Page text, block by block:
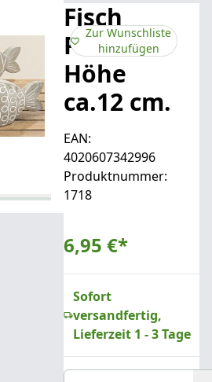
Fisch
Pesces
Höhe
ca.12 cm.
EAN:
4020607342996
Produktnummer:
1718
6,95 €*
Zur Wunschliste
hinzufügen
Sofort
versandfertig,
Lieferzeit 1 - 3 Tage